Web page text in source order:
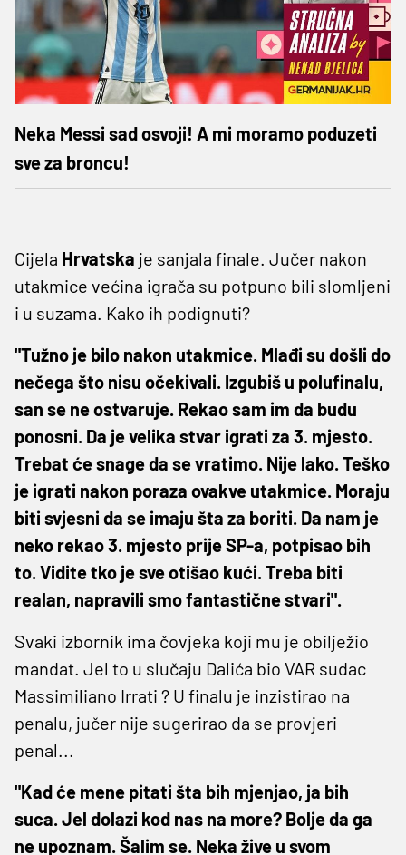
Neka Messi sad osvoji! A mi moramo poduzeti
sve za broncu!
Cijela Hrvatska je sanjala finale. Jučer nakon
utakmice većina igrača su potpuno bili slomljeni
i u suzama. Kako ih podignuti?
"Tužno je bilo nakon utakmice. Mlađi su došli do
nečega što nisu očekivali. Izgubiš u polufinalu,
san se ne ostvaruje. Rekao sam im da budu
ponosni. Da je velika stvar igrati za 3. mjesto.
Trebat će snage da se vratimo. Nije lako. Teško
je igrati nakon poraza ovakve utakmice. Moraju
biti svjesni da se imaju šta za boriti. Da nam je
neko rekao 3. mjesto prije SP-a, potpisao bih
to. Vidite tko je sve otišao kući. Treba biti
realan, napravili smo fantastične stvari".
Svaki izbornik ima čovjeka koji mu je obilježio
mandat. Jel to u slučaju Dalića bio VAR sudac
Massimiliano Irrati ? U finalu je inzistirao na
penalu, jučer nije sugerirao da se provjeri
penal...
"Kad će mene pitati šta bih mjenjao, ja bih
suca. Jel dolazi kod nas na more? Bolje da ga
ne upoznam. Šalim se. Neka žive u svom